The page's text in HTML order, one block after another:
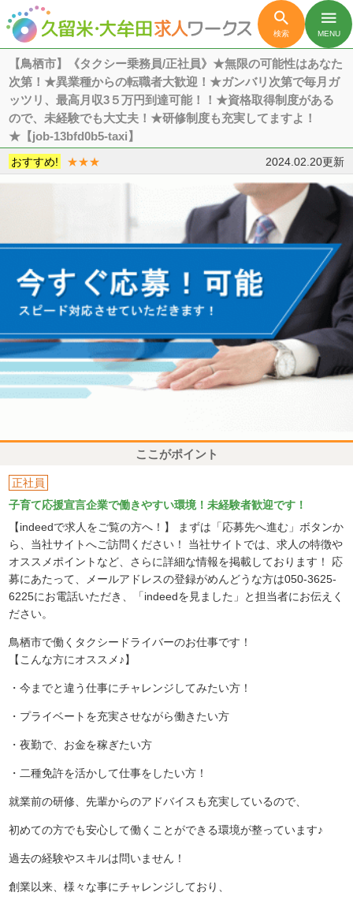

検索
menu
MENU
【鳥栖市】《タクシー乗務員/正社員》★無限の可能性はあなた
次第！★異業種からの転職者大歓迎！★ガンバリ次第で毎月ガ
ッツリ、最高月収3５万円到達可能！！★資格取得制度がある
ので、未経験でも大丈夫！★研修制度も充実してますよ！
★【job-13bfd0b5-taxi】
おすすめ! ★★★ 2024.02.20更新
ここがポイント
正社員
子育て応援宣言企業で働きやすい環境！未経験者歓迎です！
【indeedで求人をご覧の方へ！】 まずは「応募先へ進む」ボタンか
ら、当社サイトへご訪問ください！ 当社サイトでは、求人の特徴や
オススメポイントなど、さらに詳細な情報を掲載しております！ 応
募にあたって、メールアドレスの登録がめんどうな方は050-3625-
6225にお電話いただき、「indeedを見ました」と担当者にお伝えく
ださい。
鳥栖市で働くタクシードライバーのお仕事です！
【こんな方にオススメ♪】
・今までと違う仕事にチャレンジしてみたい方！
・プライベートを充実させながら働きたい方
・夜勤で、お金を稼ぎたい方
・二種免許を活かして仕事をしたい方！
就業前の研修、先輩からのアドバイスも充実しているので、
初めての方でも安心して働くことができる環境が整っています♪
過去の経験やスキルは問いません！
創業以来、様々な事にチャレンジしており、